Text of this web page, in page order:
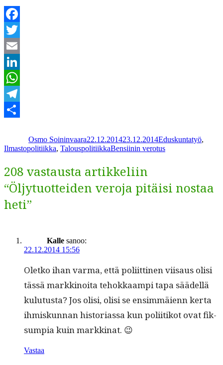
Facebook
Twitter
Email
LinkedIn
WhatsApp
Telegram
Osmo Soininvaara22.12.201423.12.2014Eduskuntatyö,
Ilmastopolitiikka, TalouspolitiikkaAvainsanat
Bensiinin verotus
208 vastausta artikkeliin
“Öljytuotteiden veroja pitäisi nostaa
heti”
Kalle sanoo:
22.12.2014 15:56
Oletko ihan var­ma, että poli­it­ti­nen viisaus olisi
tässä markki­noi­ta tehokkaampi tapa säädel­lä
kulu­tus­ta? Jos olisi, olisi se ensim­mäi­enn ker­ta
ihmiskun­nan his­to­ri­as­sa kun poli­itikot ovat fik­
sumpia kuin markkinat. 😉
Vastaa